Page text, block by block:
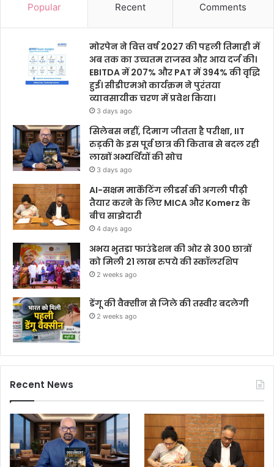
Popular Recent Comments
मोरपेन ने वित्त वर्ष 2027 की पहली तिमाही में
अब तक का उच्चतम राजस्व और आय दर्ज की।
EBITDA में 207% और PAT में 394% की वृद्धि
हुई। सीडीएमओ कार्यक्रम ने पुरंतया
व्यावसायीक चरण में प्रवेश किया।
3 days ago
सिलेबस नहीं, दिमाग जीतता है परीक्षा, IIT
रुड़की के इस पूर्व छात्र की किताब से बदल रही
लाखों अभ्यर्थियों की सोच
3 days ago
AI-सक्षम मार्केटिंग लीडर्स की अगली पीढ़ी
तैयार करने के लिए MICA और Komerz के
बीच साझेदारी
4 days ago
अभय भुतडा फाउंडेशन की ओर से 300 छात्रों
को मिली 21 लाख रुपये की स्कॉलरशिप
2 weeks ago
डेंगू की वैक्सीन से जिले की तस्वीर बदलेगी
2 weeks ago
Recent News